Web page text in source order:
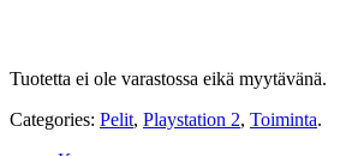
Tuotetta ei ole varastossa eikä myytävänä.
Categories: Pelit, Playstation 2, Toiminta.